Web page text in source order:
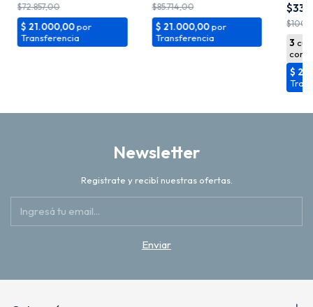
$72.857,00 $85.714,00
Newsletter
Registrate y recibí nuestras ofertas.